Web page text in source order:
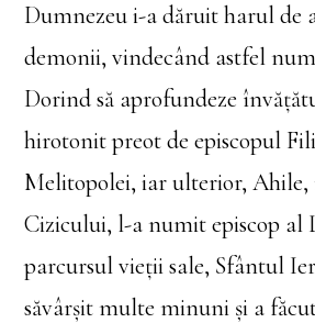
Dumnezeu i-a dăruit harul de
demonii, vindecând astfel
Dorind să aprofundeze
hirotonit preot de episcopul
Melitopolei, iar ulterior,
Cizicului, l-a numit episcop al
parcursul vieții sale, Sfântul
săvârșit multe minuni și a